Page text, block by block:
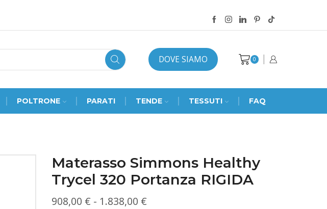
DOVE SIAMO 0
POLTRONE PARATI TENDE TESSUTI FAQ
Materasso Simmons Healthy
Trycel 320 Portanza RIGIDA
908,00 € - 1.838,00 €